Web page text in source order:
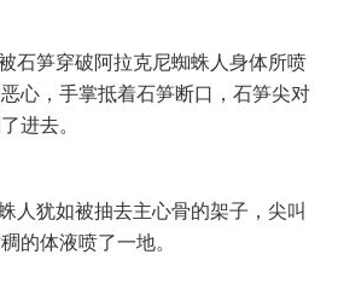
石笋穿破阿拉克尼蜘蛛人身体所喷
心，手掌抵着石笋断口，石笋尖对
进去。
人犹如被抽去主心骨的架子，尖叫
的体液喷了一地。